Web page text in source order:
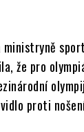
že pro
proti